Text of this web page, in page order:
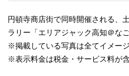
円頓寺商店街で同時開催される、
ラリー「エリアジャック高知＠な
※掲載している写真は全てイメー
※表示料金は税金・サービス料が